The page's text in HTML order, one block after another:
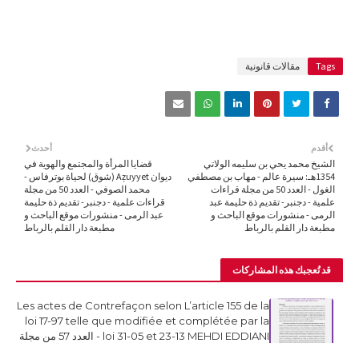
Tags مقالات قانونية
أحدث
قضايا المرأة والمجتمع والهوية في
ديوان Aẓuyyet (شوق) لحياة بوترفاس -
محمد الصوفي - العدد 50 من مجلة
قراءات علمية - دجنبر- تقديم ذة حليمة
عبد الرمى - منشورات موقع الباحث و
مطبعة دار القلم بالرباط
أقدم
الشيخ محمد يحي بن سليمه الولاتي
1354هـ: سيرة عالم - مهاب بن مصطفي
الغول - العدد 50 من مجلة قراءات
علمية - دجنبر- تقديم ذة حليمة عبد
الرمى - منشورات موقع الباحث و
مطبعة دار القلم بالرباط
قد تُعجبك هذه المشاركات
Les actes de Contrefaçon selon L’article 155 de la
loi 17-97 telle que modifiée et complétée par la
loi 31-05 et 23-13 MEHDI EDDIANI - العدد 57 من مجلة